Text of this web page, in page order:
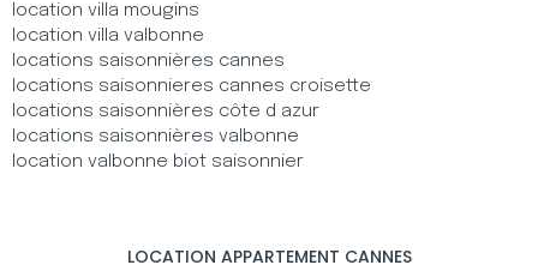
location villa mougins
location villa valbonne
locations saisonnières cannes
locations saisonnieres cannes croisette
locations saisonnières côte d azur
locations saisonnières valbonne
location valbonne biot saisonnier
LOCATION APPARTEMENT CANNES